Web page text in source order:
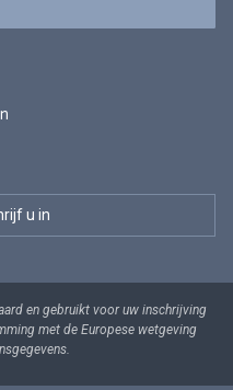
en gebruikt voor uw inschrijving
met de Europese wetgeving